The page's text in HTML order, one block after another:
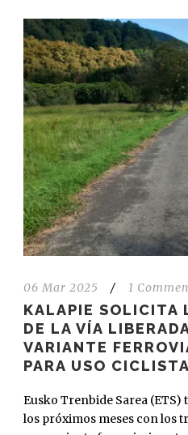
06 Mar 2025 / 1
KALAPIE SOLICITA
DE LA VÍA
VARIANTE
PARA USO
Eusko Trenbide Sarea
los próximos meses con los